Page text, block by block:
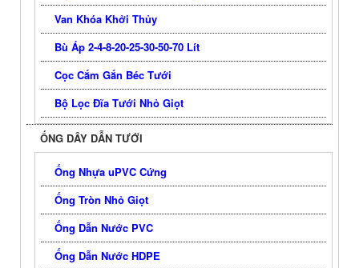
Van Khóa Khởi Thủy
Bù Áp 2-4-8-20-25-30-50-70 Lít
Cọc Cắm Gắn Béc Tưới
Bộ Lọc Đĩa Tưới Nhỏ Giọt
ỐNG DÂY DẪN TƯỚI
Ống Nhựa uPVC Cứng
Ống Tròn Nhỏ Giọt
Ống Dẫn Nước PVC
Ống Dẫn Nước HDPE